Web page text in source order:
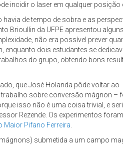
incidir o laser em qualquer posição
de tempo de sobra e as
Brioullin da UFPE apresentou alguns
não era possível prever
enquanto dois estudantes se
do grupo, obtendo bons
que José Holanda pôde voltar ao
sobre conversão mágnon –
isso não é uma coisa trivial, e
Rezende. Os experimentos foram
Maior Pifano Ferreira
submetida a um campo